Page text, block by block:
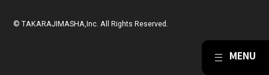
© TAKARAJIMASHA,Inc. All Rights Reserved.